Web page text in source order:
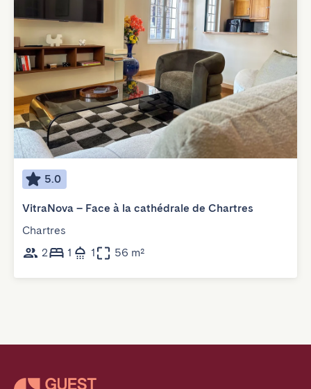
5.0
VitraNova – Face à la cathédrale de Chartres
Chartres
2
1 1 56 m²